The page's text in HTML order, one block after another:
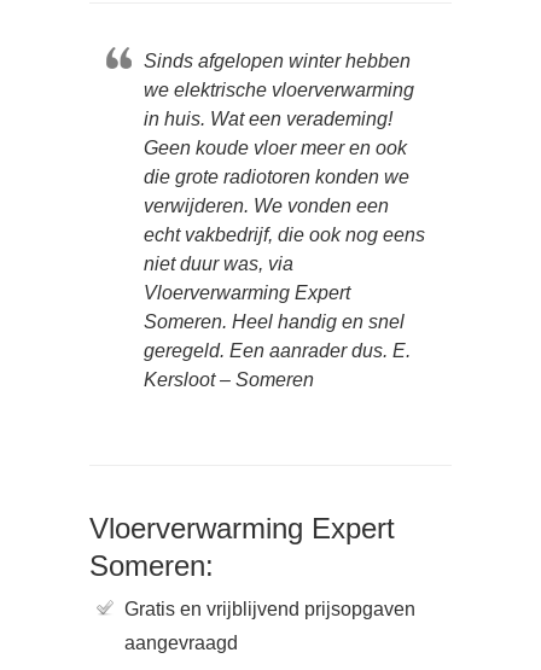
Sinds afgelopen winter hebben
we elektrische vloerverwarming
in huis. Wat een verademing!
Geen koude vloer meer en ook
die grote radiotoren konden we
verwijderen. We vonden een
echt vakbedrijf, die ook nog eens
niet duur was, via
Vloerverwarming Expert
Someren. Heel handig en snel
geregeld. Een aanrader dus. E.
Kersloot – Someren
Vloerverwarming Expert
Someren:
Gratis en vrijblijvend prijsopgaven
aangevraagd